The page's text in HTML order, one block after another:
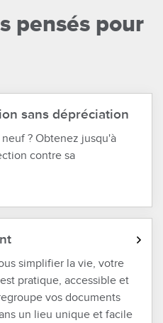
pensés pour
sans dépréciation
? Obtenez jusqu'à
contre sa
simplifier la vie, votre
pratique, accessible et
vos documents
un lieu unique et facile